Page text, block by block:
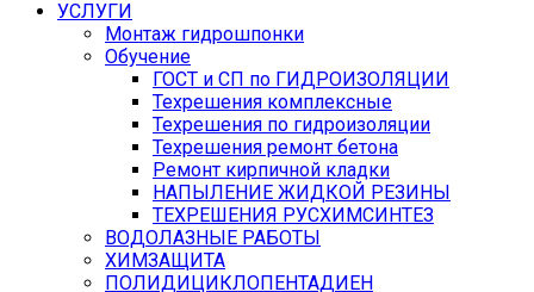
УСЛУГИ
Монтаж гидрошпонки
Обучение
ГОСТ и СП по ГИДРОИЗОЛЯЦИИ
Техрешения комплексные
Техрешения по гидроизоляции
Техрешения ремонт бетона
Ремонт кирпичной кладки
НАПЫЛЕНИЕ ЖИДКОЙ РЕЗИНЫ
ТЕХРЕШЕНИЯ РУСХИМСИНТЕЗ
ВОДОЛАЗНЫЕ РАБОТЫ
ХИМЗАЩИТА
ПОЛИДИЦИКЛОПЕНТАДИЕН